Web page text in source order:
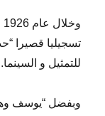
للتمثيل و السينما.
وبفضل “يوسف